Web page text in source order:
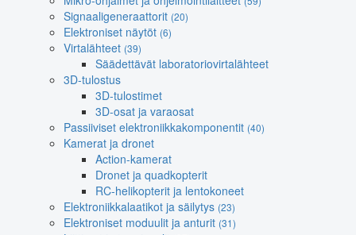
Signaaligeneraattorit (20)
Elektroniset näytöt (6)
Virtalähteet (39)
Säädettävät laboratoriovirtalähteet
3D-tulostus
3D-tulostimet
3D-osat ja varaosat
Passiiviset elektroniikkakomponentit (40)
Kamerat ja dronet
Action-kamerat
Dronet ja quadkopterit
RC-helikopterit ja lentokoneet
Elektroniikkalaatikot ja säilytys (23)
Elektroniset moduulit ja anturit (31)